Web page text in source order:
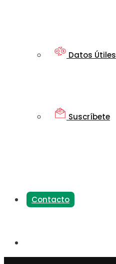
Datos Útiles
Suscríbete
Contacto